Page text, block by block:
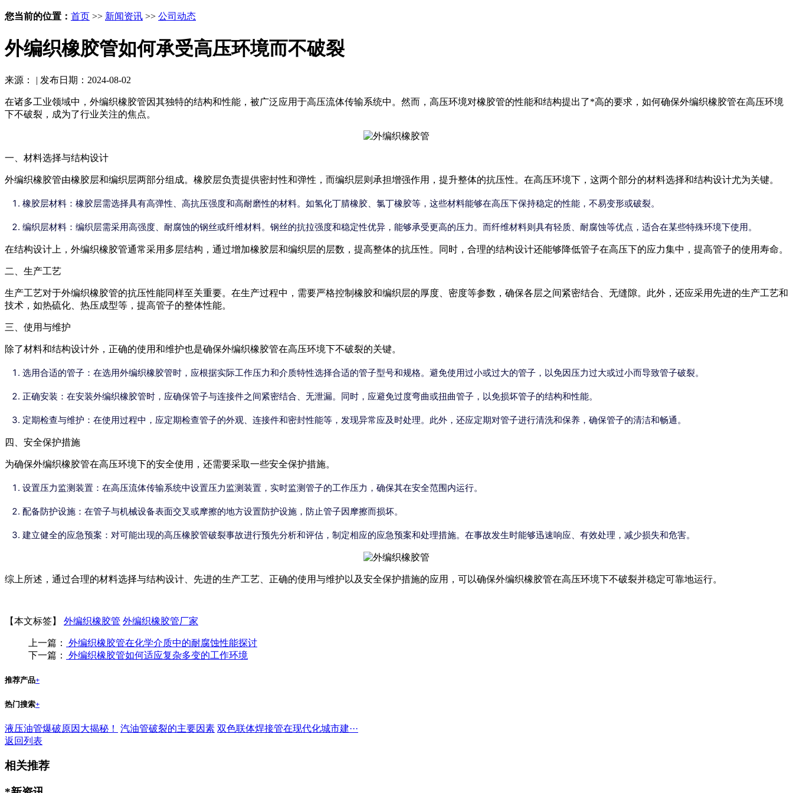
您当前的位置： 首页 >> 新闻资讯 >> 公司动态
外编织橡胶管如何承受高压环境而不破裂
来源： | 发布日期：2024-08-02
在诸多工业领域中，外编织橡胶管因其独特的结构和性能，被广泛应用于高压流体传输系统中。然而，高压环境对橡胶管的性能和结构提出了*高的要求，如何确保外编织橡胶管在高压环境
下不破裂，成为了行业关注的焦点。
一、材料选择与结构设计
外编织橡胶管由橡胶层和编织层两部分组成。橡胶层负责提供密封性和弹性，而编织层则承担增强作用，提升整体的抗压性。在高压环境下，这两个部分的材料选择和结构设计尤为关键。
橡胶层材料：橡胶层需选择具有高弹性、高抗压强度和高耐磨性的材料。如氢化丁腈橡胶、氯丁橡胶等，这些材料能够在高压下保持稳定的性能，不易变形或破裂。
编织层材料：编织层需采用高强度、耐腐蚀的钢丝或纤维材料。钢丝的抗拉强度和稳定性优异，能够承受更高的压力。而纤维材料则具有轻质、耐腐蚀等优点，适合在某些特殊环境下使用。
在结构设计上，外编织橡胶管通常采用多层结构，通过增加橡胶层和编织层的层数，提高整体的抗压性。同时，合理的结构设计还能够降低管子在高压下的应力集中，提高管子的使用寿命。
二、生产工艺
生产工艺对于外编织橡胶管的抗压性能同样至关重要。在生产过程中，需要严格控制橡胶和编织层的厚度、密度等参数，确保各层之间紧密结合、无缝隙。此外，还应采用先进的生产工艺和
技术，如热硫化、热压成型等，提高管子的整体性能。
三、使用与维护
除了材料和结构设计外，正确的使用和维护也是确保外编织橡胶管在高压环境下不破裂的关键。
选用合适的管子：在选用外编织橡胶管时，应根据实际工作压力和介质特性选择合适的管子型号和规格。避免使用过小或过大的管子，以免因压力过大或过小而导致管子破裂。
正确安装：在安装外编织橡胶管时，应确保管子与连接件之间紧密结合、无泄漏。同时，应避免过度弯曲或扭曲管子，以免损坏管子的结构和性能。
定期检查与维护：在使用过程中，应定期检查管子的外观、连接件和密封性能等，发现异常应及时处理。此外，还应定期对管子进行清洗和保养，确保管子的清洁和畅通。
四、安全保护措施
为确保外编织橡胶管在高压环境下的安全使用，还需要采取一些安全保护措施。
设置压力监测装置：在高压流体传输系统中设置压力监测装置，实时监测管子的工作压力，确保其在安全范围内运行。
配备防护设施：在管子与机械设备表面交叉或摩擦的地方设置防护设施，防止管子因摩擦而损坏。
建立健全的应急预案：对可能出现的高压橡胶管破裂事故进行预先分析和评估，制定相应的应急预案和处理措施。在事故发生时能够迅速响应、有效处理，减少损失和危害。
综上所述，通过合理的材料选择与结构设计、先进的生产工艺、正确的使用与维护以及安全保护措施的应用，可以确保外编织橡胶管在高压环境下不破裂并稳定可靠地运行。
【本文标签】 外编织橡胶管 外编织橡胶管厂家
上一篇：
外编织橡胶管在化学介质中的耐腐蚀性能探讨
下一篇：
外编织橡胶管如何适应复杂多变的工作环境
推荐产品+
热门搜索+
液压油管爆破原因大揭秘！ 汽油管破裂的主要因素 双色联体焊接管在现代化城市建···
返回列表
相关推荐